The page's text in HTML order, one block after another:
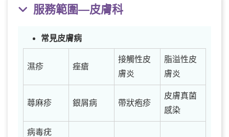
服務範圍—皮膚科
常見皮膚病
濕疹 痤瘡
接觸性皮
膚炎
脂溢性皮
膚炎
蕁麻疹 銀屑病 帶狀疱疹
皮膚真菌
感染
病毒疣